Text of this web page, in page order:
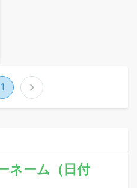
1 chevron_right
ネーム（日付